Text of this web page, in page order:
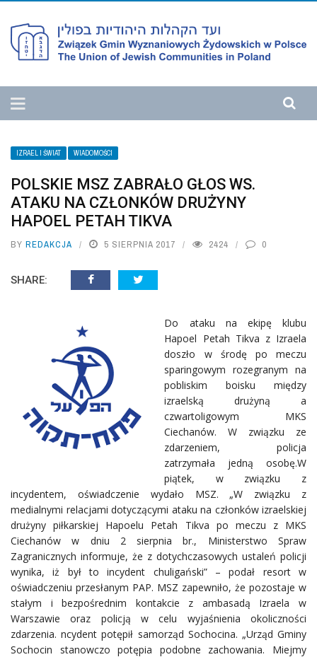
IZRAEL I ŚWIAT WIADOMOŚCI
POLSKIE MSZ ZABRAŁO GŁOS WS.
ATAKU NA CZŁONKÓW DRUŻYNY
HAPOEL PETAH TIKVA
BY REDAKCJA 5 SIERPNIA 2017 2424 0
SHARE:
Do ataku na ekipę klubu
Hapoel Petah Tikva z Izraela
doszło w środę po meczu
sparingowym rozegranym na
pobliskim boisku między
izraelską drużyną a
czwartoligowym MKS
Ciechanów. W związku ze
zdarzeniem, policja
zatrzymała jedną osobę.W
piątek, w związku z
incydentem, oświadczenie wydało MSZ. „W związku z
medialnymi relacjami dotyczącymi ataku na członków izraelskiej
drużyny piłkarskiej Hapoelu Petah Tikva po meczu z MKS
Ciechanów w dniu 2 sierpnia br., Ministerstwo Spraw
Zagranicznych informuje, że z dotychczasowych ustaleń policji
wynika, iż był to incydent chuligański” – podał resort w
oświadczeniu przesłanym PAP. MSZ zapewniło, że pozostaje w
stałym i bezpośrednim kontakcie z ambasadą Izraela w
Warszawie oraz policją w celu wyjaśnienia okoliczności
zdarzenia. ncydent potępił samorząd Sochocina. „Urząd Gminy
Sochocin stanowczo potępia podobne zachowania. Miejmy